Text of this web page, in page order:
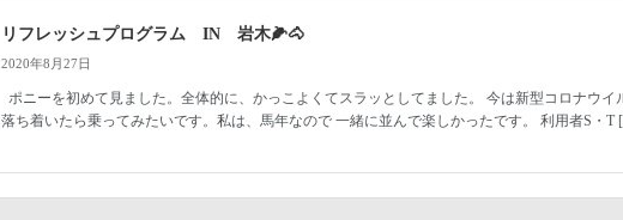
リフレッシュプログラム IN 岩木🌽🐴
2020年8月27日
ポニーを初めて見ました。全体的に、かっこよくてスラッとしてました。 今は新型コロナウ
落ち着いたら乗ってみたいです。私は、馬年なので 一緒に並んで楽しかったです。 利用者S・T